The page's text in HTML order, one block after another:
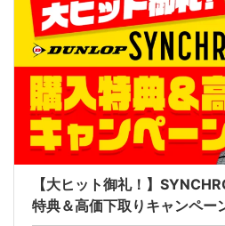
【大ヒット御礼！】
特典＆高価下取りキャンペー